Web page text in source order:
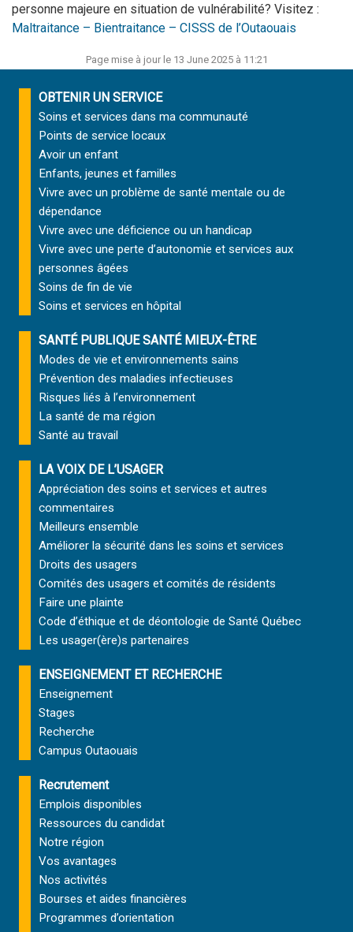
personne majeure en situation de vulnérabilité? Visitez :
Maltraitance – Bientraitance – CISSS de l’Outaouais
Page mise à jour le 13 June 2025 à 11:21
OBTENIR UN SERVICE
Soins et services dans ma communauté
Points de service locaux
Avoir un enfant
Enfants, jeunes et familles
Vivre avec un problème de santé mentale ou de
dépendance
Vivre avec une déficience ou un handicap
Vivre avec une perte d’autonomie et services aux
personnes âgées
Soins de fin de vie
Soins et services en hôpital
SANTÉ PUBLIQUE SANTÉ MIEUX-ÊTRE
Modes de vie et environnements sains
Prévention des maladies infectieuses
Risques liés à l’environnement
La santé de ma région
Santé au travail
LA VOIX DE L’USAGER
Appréciation des soins et services et autres
commentaires
Meilleurs ensemble
Améliorer la sécurité dans les soins et services
Droits des usagers
Comités des usagers et comités de résidents
Faire une plainte
Code d’éthique et de déontologie de Santé Québec
Les usager(ère)s partenaires
ENSEIGNEMENT ET RECHERCHE
Enseignement
Stages
Recherche
Campus Outaouais
Recrutement
Emplois disponibles
Ressources du candidat
Notre région
Vos avantages
Nos activités
Bourses et aides financières
Programmes d’orientation